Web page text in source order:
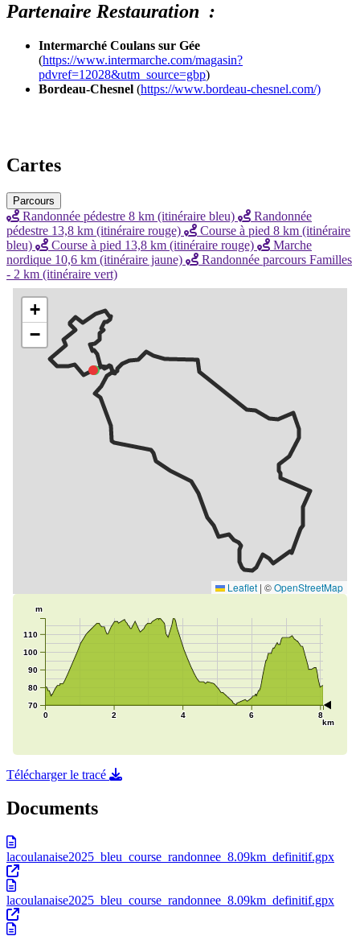
Partenaire Restauration :
Intermarché Coulans sur Gée
(https://www.intermarche.com/magasin?
pdvref=12028&utm_source=gbp)
Bordeau-Chesnel (https://www.bordeau-chesnel.com/)
Cartes
Parcours
Randonnée pédestre 8 km (itinéraire bleu)
Randonnée
pédestre 13,8 km (itinéraire rouge)
Course à pied 8 km (itinéraire
bleu)
Course à pied 13,8 km (itinéraire rouge)
Marche
nordique 10,6 km (itinéraire jaune)
Randonnée parcours Familles
- 2 km (itinéraire vert)
Télécharger le tracé
Documents
lacoulanaise2025_bleu_course_randonnee_8.09km_definitif.gpx
lacoulanaise2025_bleu_course_randonnee_8.09km_definitif.gpx